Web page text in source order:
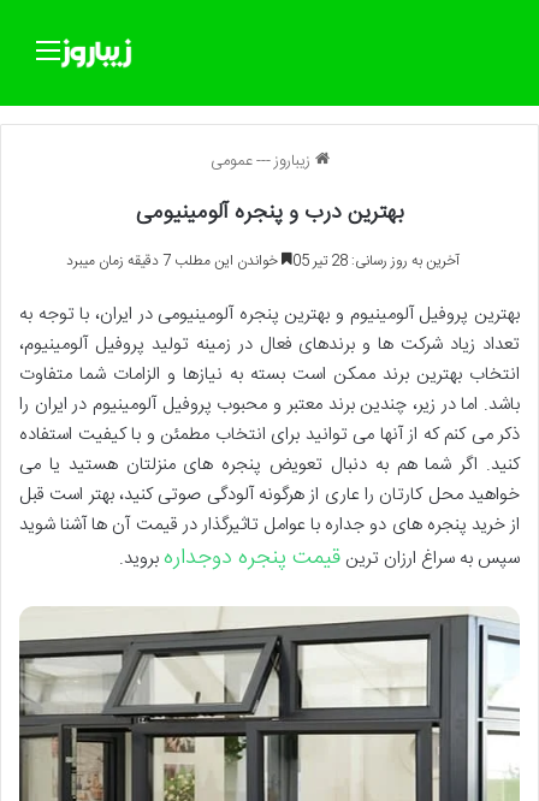
زیباروز---عمومی
بهترین درب و پنجره آلومینیومی
آخرین به روز رسانی: 28 تیر 05 خواندن این مطلب 7 دقیقه زمان میبرد
بهترین پروفیل آلومینیوم و بهترین پنجره آلومینیومی در ایران، با توجه به
تعداد زیاد شرکت ها و برندهای فعال در زمینه تولید پروفیل آلومینیوم،
انتخاب بهترین برند ممکن است بسته به نیازها و الزامات شما متفاوت
باشد. اما در زیر، چندین برند معتبر و محبوب پروفیل آلومینیوم در ایران را
ذکر می کنم که از آنها می توانید برای انتخاب مطمئن و با کیفیت استفاده
کنید. اگر شما هم به دنبال تعویض پنجره های منزلتان هستید یا می
خواهید محل کارتان را عاری از هرگونه آلودگی صوتی کنید، بهتر است قبل
از خرید پنجره های دو جداره با عوامل تاثیرگذار در قیمت آن ها آشنا شوید
سپس به سراغ ارزان ترین قیمت پنجره دوجدارهبروید.